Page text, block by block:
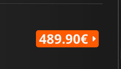
489.90€